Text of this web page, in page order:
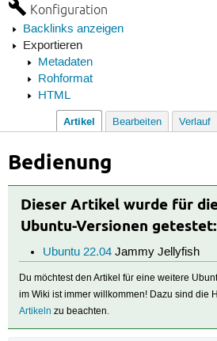
Konfiguration
Backlinks anzeigen
Exportieren
Metadaten
Rohformat
HTML
Artikel Bearbeiten Verlauf
Bedienung
Dieser Artikel wurde für
Ubuntu-Versionen getestet:
Ubuntu 22.04Jammy Jellyfish
Du möchtest den Artikel für eine weitere
im Wiki ist immer willkommen! Dazu sind die
Artikeln zu beachten.